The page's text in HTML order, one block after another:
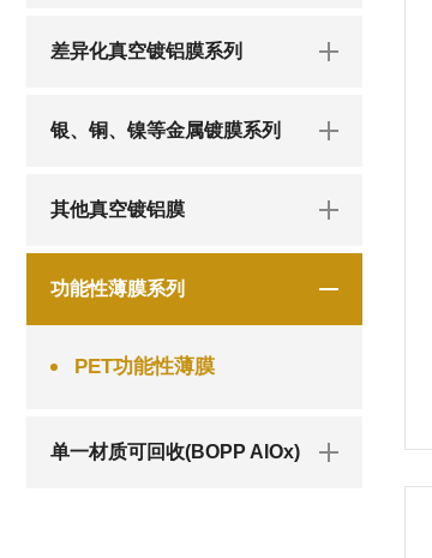
差异化真空镀铝膜系列
银、铜、镍等金属镀膜系列
其他真空镀铝膜
功能性薄膜系列
PET功能性薄膜
单一材质可回收(BOPP AlOx)